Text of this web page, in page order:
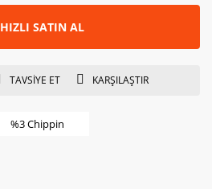
HIZLI SATIN AL
TAVSİYE ET KARŞILAŞTIR
%3 Chippin